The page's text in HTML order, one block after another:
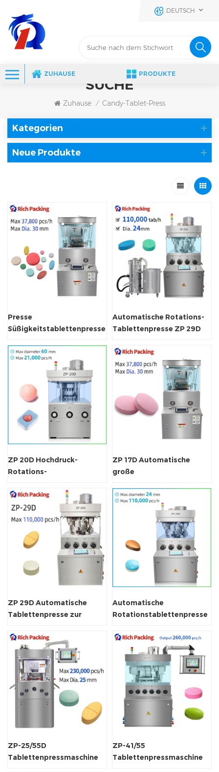
DEUTSCH
ZUHAUSE PRODUKTE
SUCHE
Zuhause / Candy-Tablet-Press
Kategorien
Neue Produkte
Presse
Süßigkeitstablettenpresse
Automatische Rotations-
Tablettenpresse ZP 29D
ZP 20D Hochdruck-
Rotations-
ZP 17D Automatische
große
ZP 29D Automatische
Tablettenpresse zur
Automatische
Rotationstablettenpresse
ZP-25/55D
Tablettenpressmaschine
ZP-41/55
Tablettenpressmaschine